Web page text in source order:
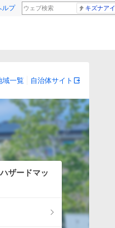
ルプ キズナアイ
域一覧 自治体サイト
ザードマッ